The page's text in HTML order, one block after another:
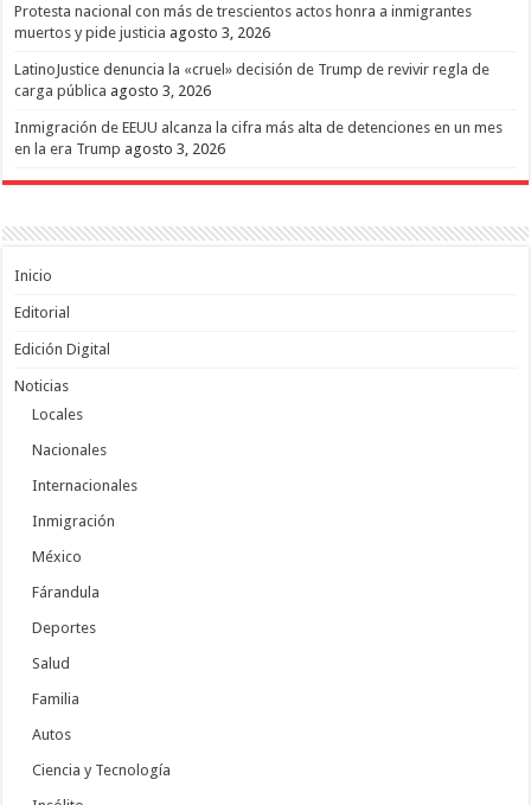
Protesta nacional con más de trescientos actos honra a inmigrantes
muertos y pide justicia agosto 3, 2026
LatinoJustice denuncia la «cruel» decisión de Trump de revivir regla de
carga pública agosto 3, 2026
Inmigración de EEUU alcanza la cifra más alta de detenciones en un mes
en la era Trump agosto 3, 2026
Inicio
Editorial
Edición Digital
Noticias
Locales
Nacionales
Internacionales
Inmigración
México
Fárandula
Deportes
Salud
Familia
Autos
Ciencia y Tecnología